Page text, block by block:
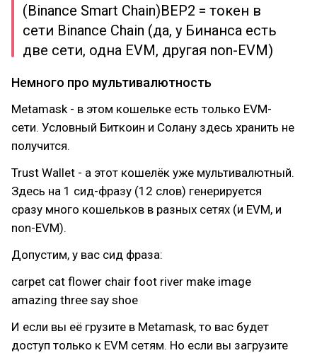
(Binance Smart Chain)BEP2 = токен в
сети Binance Chain (да, у Бинанса есть
две сети, одна EVM, другая non-EVM)
Немного про мультивалютность
Metamask - в этом кошельке есть только EVM-
сети. Условный Биткоин и Солану здесь хранить не
получится.
Trust Wallet - а этот кошелёк уже мультивалютный.
Здесь на 1 сид-фразу (12 слов) генерируется
сразу много кошельков в разных сетях (и EVM, и
non-EVM).
Допустим, у вас сид фраза:
carpet cat flower chair foot river make image
amazing three say shoe
И если вы её грузите в Metamask, то вас будет
доступ только к EVM сетям. Но если вы загрузите